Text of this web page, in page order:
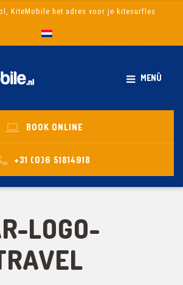
KiteMobile het adres voor je kitesurfles
MENÜ
BOOK ONLINE
+31 (0)6 51814918
LOGO-